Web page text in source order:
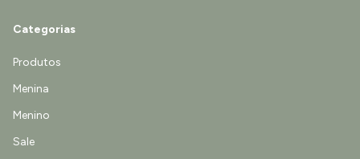
Categorias
Produtos
Menina
Menino
Sale